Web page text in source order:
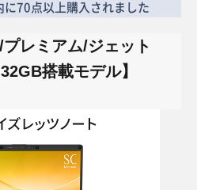
に70点以上購入されました
レミアム/ジェット
搭載モデル】